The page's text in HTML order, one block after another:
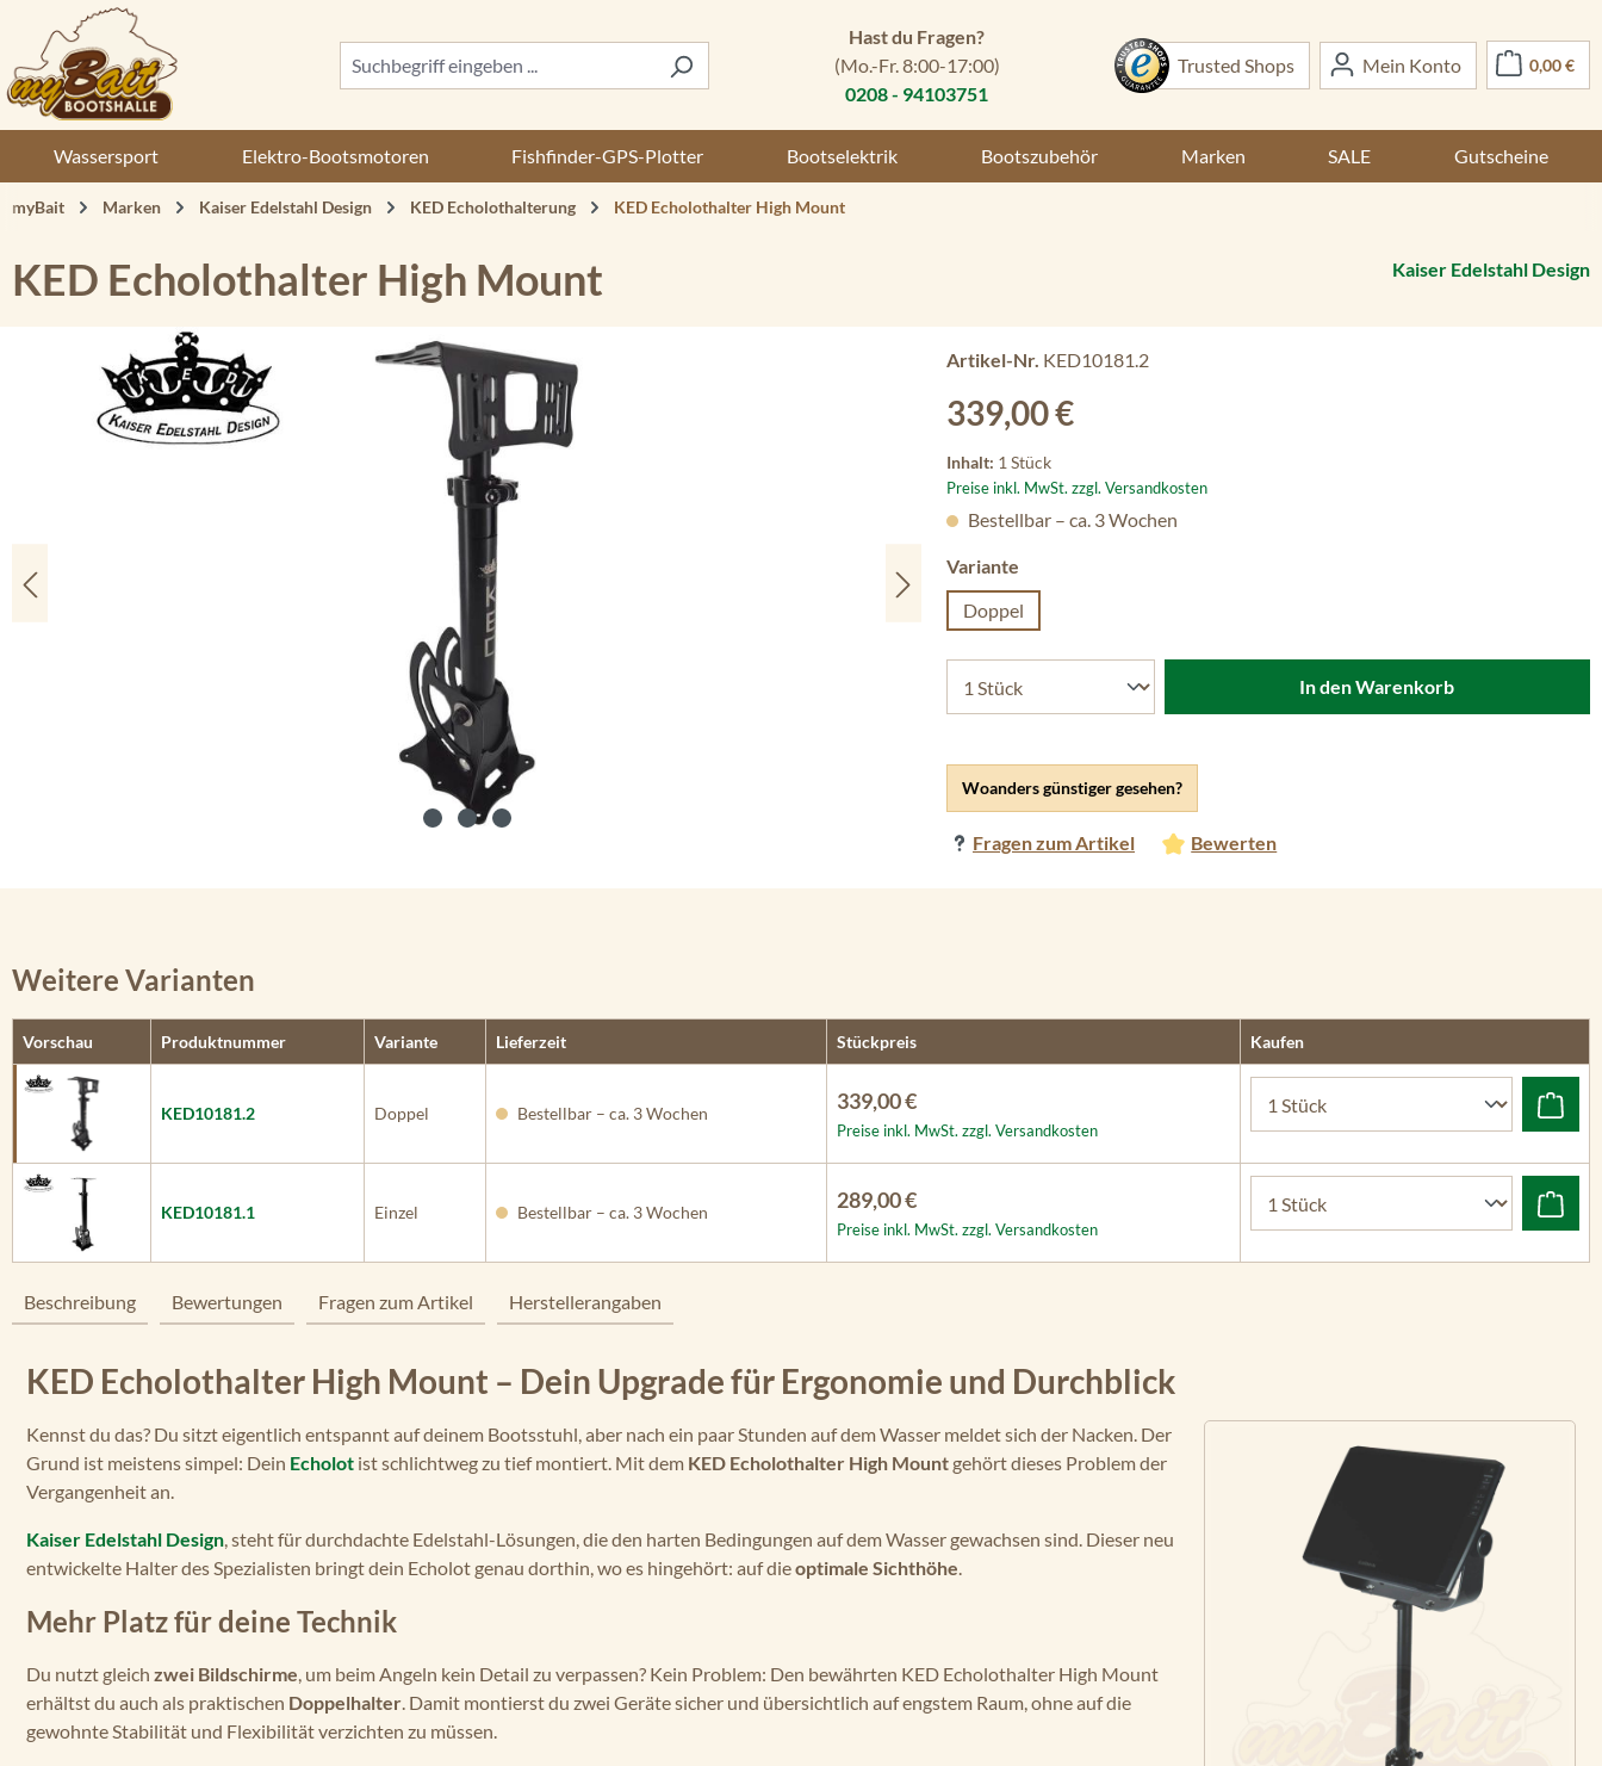
Hauptinhalt springen
Zur Suche springen
Zur Hauptnavigation springen
Hast du Fragen?
(Mo.-Fr. 8:00-17:00)
0208 - 94103751
Trusted Shops Mein Konto 0,00 €
Wassersport Elektro-Bootsmotoren Fishfinder-GPS-Plotter Bootselektrik Bootszubehör Marken SALE Gutscheine
myBait Marken Kaiser Edelstahl Design KED Echolothalterung KED Echolothalter High Mount
KED Echolothalter High Mount Kaiser Edelstahl Design
Bildergalerie überspringen
Artikel-Nr. KED10181.2
Regulärer Preis:
339,00 €
Inhalt: 1 Stück
Preise inkl. MwSt. zzgl. Versandkosten
Woanders günstiger gesehen?
Fragen zum Artikel Bewerten
Bestellbar – ca. 3 Wochen
Variante
Doppel
In den Warenkorb
Weitere Varianten
Vorschau Produktnummer Variante Lieferzeit Stückpreis Kaufen
KED10181.2 Doppel Bestellbar – ca. 3 Wochen 339,00 €
Preise inkl. MwSt. zzgl. Versandkosten
KED10181.1 Einzel Bestellbar – ca. 3 Wochen 289,00 €
Preise inkl. MwSt. zzgl. Versandkosten
Beschreibung Bewertungen Fragen zum Artikel Herstellerangaben
KED Echolothalter High Mount – Dein Upgrade für Ergonomie und Durchblick
Kennst du das? Du sitzt eigentlich entspannt auf deinem Bootsstuhl, aber nach ein paar Stunden auf dem Wasser meldet sich der Nacken. Der
Grund ist meistens simpel: Dein Echolot ist schlichtweg zu tief montiert. Mit dem KED Echolothalter High Mount gehört dieses Problem der
Vergangenheit an.
Kaiser Edelstahl Design, steht für durchdachte Edelstahl-Lösungen, die den harten Bedingungen auf dem Wasser gewachsen sind. Dieser neu
entwickelte Halter des Spezialisten bringt dein Echolot genau dorthin, wo es hingehört: auf dieoptimale Sichthöhe.
Mehr Platz für deine Technik
Du nutzt gleich zwei Bildschirme, um beim Angeln kein Detail zu verpassen? Kein Problem: Den bewährten KED Echolothalter High Mount
erhältst du auch als praktischen Doppelhalter. Damit montierst du zwei Geräte sicher und übersichtlich auf engstem Raum, ohne auf die
gewohnte Stabilität und Flexibilität verzichten zu müssen.